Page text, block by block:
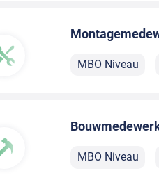
MBO Niveau
MBO Niveau